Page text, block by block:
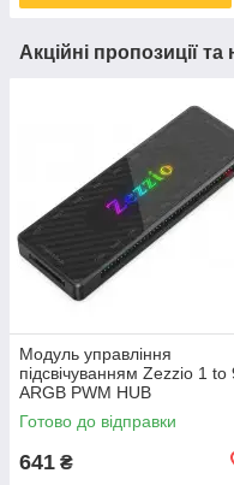
Акційні пропозиції
Модуль управління
підсвічуванням Zezzio 1 to
ARGB PWM HUB
Готово до відправки
641 ₴